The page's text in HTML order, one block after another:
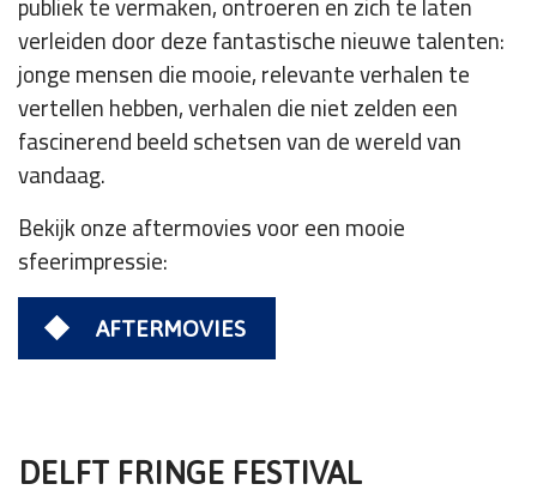
verleiden door deze fantastische nieuwe talenten:
jonge mensen die mooie, relevante verhalen te
vertellen hebben, verhalen die niet zelden een
fascinerend beeld schetsen van de wereld van
vandaag.
Bekijk onze aftermovies voor een mooie
sfeerimpressie:
AFTERMOVIES
DELFT FRINGE FESTIVAL